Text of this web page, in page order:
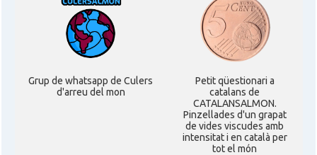
Grup de whatsapp de Culers
d'arreu del mon
Petit qüestionari a
catalans de
CATALANSALMON.
Pinzellades d'un grapat
de vides viscudes amb
intensitat i en català per
tot el món